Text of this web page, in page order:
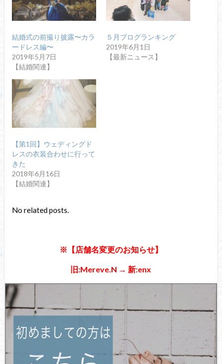
結婚式の前撮り披露〜カラ
ードレス編〜
2019年5月7日
【結婚関連】
５月ブログランキング
2019年6月1日
【最新ニュース】
【第1回】ウェディングド
レスの衣装合わせに行って
きた
2018年6月16日
【結婚関連】
No related posts.
※【店舗名変更のお知らせ】
旧:Mereve.N → 新:enx